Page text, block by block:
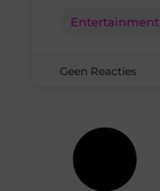
Entertainment
Geen Reacties